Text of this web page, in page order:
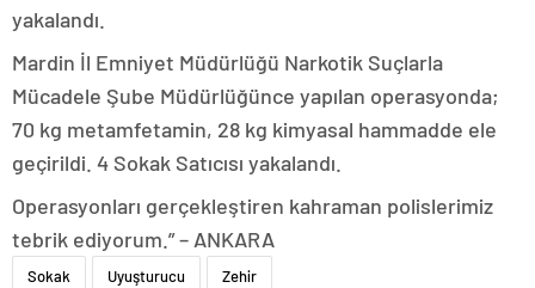
yakalandı.
Mardin İl Emniyet Müdürlüğü Narkotik Suçlarla
Mücadele Şube Müdürlüğünce yapılan operasyonda;
70 kg metamfetamin, 28 kg kimyasal hammadde ele
geçirildi. 4 Sokak Satıcısı yakalandı.
Operasyonları gerçekleştiren kahraman polislerimiz
tebrik ediyorum.” – ANKARA
Sokak Uyuşturucu Zehir